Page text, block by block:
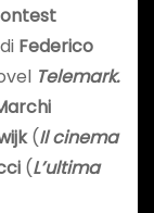
di Federico
Telemark.
(Il cinema
(L’ultima